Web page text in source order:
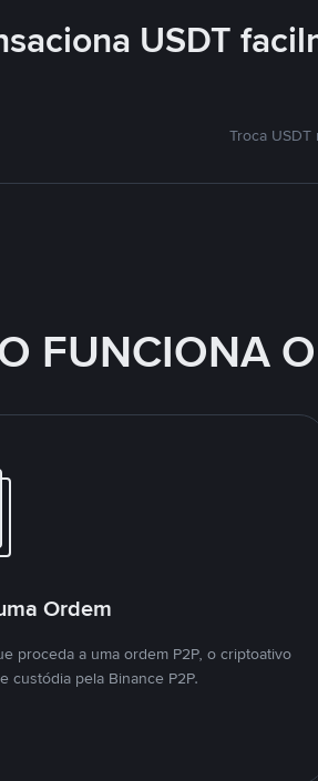
USDT
Troca
FUNCIONA
Ordem
proceda a uma ordem P2P, o criptoativo
custódia pela Binance P2P.